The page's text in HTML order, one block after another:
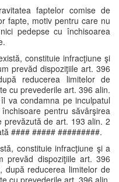
faptelor comise de
fapte, motiv pentru care nu
pedepse cu închisoarea
constituie infracţiune şi
prevăd dispoziţiile art. 396
reducerea limitelor de
cu prevederile art. 396 alin.
va condamna pe inculpatul
pentru săvârşirea
prevăzută de art. 193 alin. 2
#### ##### #########.
constituie infracţiune şi a
prevăd dispoziţiile art. 396
reducerea limitelor de
cu prevederile art. 396 alin.